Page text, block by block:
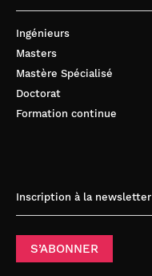
Ingénieurs
Masters
Mastère Spécialisé
Doctorat
Formation continue
Inscription à la newsletter
S’ABONNER